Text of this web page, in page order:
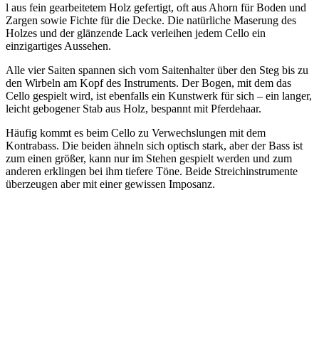
l aus fein gearbeitetem Holz gefertigt, oft aus Ahorn für Boden und
Zargen sowie Fichte für die Decke. Die natürliche Maserung des
Holzes und der glänzende Lack verleihen jedem Cello ein
einzigartiges Aussehen.
Alle vier Saiten spannen sich vom Saitenhalter über den Steg bis zu
den Wirbeln am Kopf des Instruments. Der Bogen, mit dem das
Cello gespielt wird, ist ebenfalls ein Kunstwerk für sich – ein langer,
leicht gebogener Stab aus Holz, bespannt mit Pferdehaar.
Häufig kommt es beim Cello zu Verwechslungen mit dem
Kontrabass. Die beiden ähneln sich optisch stark, aber der Bass ist
zum einen größer, kann nur im Stehen gespielt werden und zum
anderen erklingen bei ihm tiefere Töne. Beide Streichinstrumente
überzeugen aber mit einer gewissen Imposanz.